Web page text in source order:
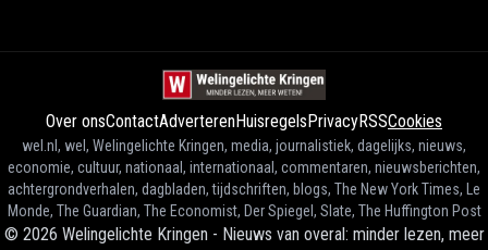
Over onsContactAdverterenHuisregelsPrivacyRSSCookies
wel.nl, wel, Welingelichte Kringen, media, journalistiek, dagelijks, nieuws,
economie, cultuur, nationaal, internationaal, commentaren, nieuwsberichten,
achtergrondverhalen, dagbladen, tijdschriften, blogs, The New York Times, Le
Monde, The Guardian, The Economist, Der Spiegel, Slate, The Huffington Post
© 2026 Welingelichte Kringen - Nieuws van overal: minder lezen, meer